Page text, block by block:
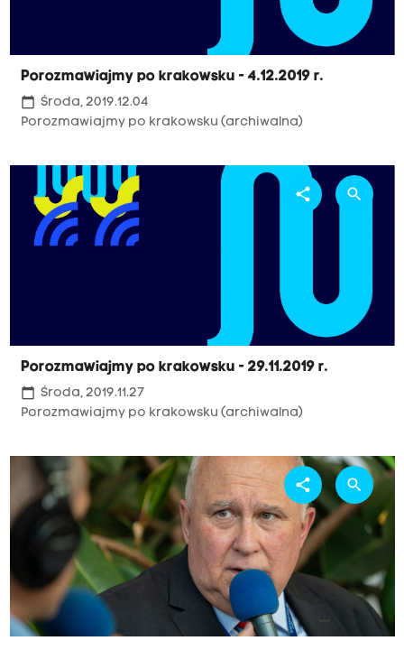
Porozmawiajmy po krakowsku - 4.12.2019 r.
calendar_today Środa, 2019.12.04
Porozmawiajmy po krakowsku (archiwalna)
Porozmawiajmy po krakowsku - 29.11.2019 r.
calendar_today Środa, 2019.11.27
Porozmawiajmy po krakowsku (archiwalna)
share search
share search